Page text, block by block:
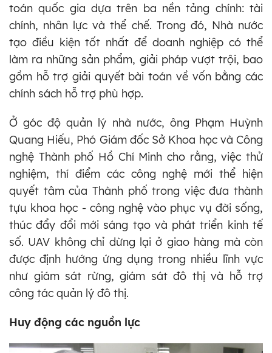
toán quốc gia dựa trên ba nền tảng chính: tài
chính, nhân lực và thể chế. Trong đó, Nhà nước
tạo điều kiện tốt nhất để doanh nghiệp có thể
làm ra những sản phẩm, giải pháp vượt trội, bao
gồm hỗ trợ giải quyết bài toán về vốn bằng các
chính sách hỗ trợ phù hợp.
Ở góc độ quản lý nhà nước, ông Phạm Huỳnh
Quang Hiếu, Phó Giám đốc Sở Khoa học và Công
nghệ Thành phố Hồ Chí Minh cho rằng, việc thử
nghiệm, thí điểm các công nghệ mới thể hiện
quyết tâm của Thành phố trong việc đưa thành
tựu khoa học - công nghệ vào phục vụ đời sống,
thúc đẩy đổi mới sáng tạo và phát triển kinh tế
số. UAV không chỉ dừng lại ở giao hàng mà còn
được định hướng ứng dụng trong nhiều lĩnh vực
như giám sát rừng, giám sát đô thị và hỗ trợ
công tác quản lý đô thị.
Huy động các nguồn lực